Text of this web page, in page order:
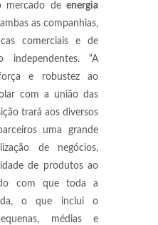
mercado de energia
as companhias,
comerciais e de
independentes. “A
e robustez ao
com a união das
trará aos diversos
uma grande
de negócios,
de produtos ao
com que toda a
o que inclui o
médias e